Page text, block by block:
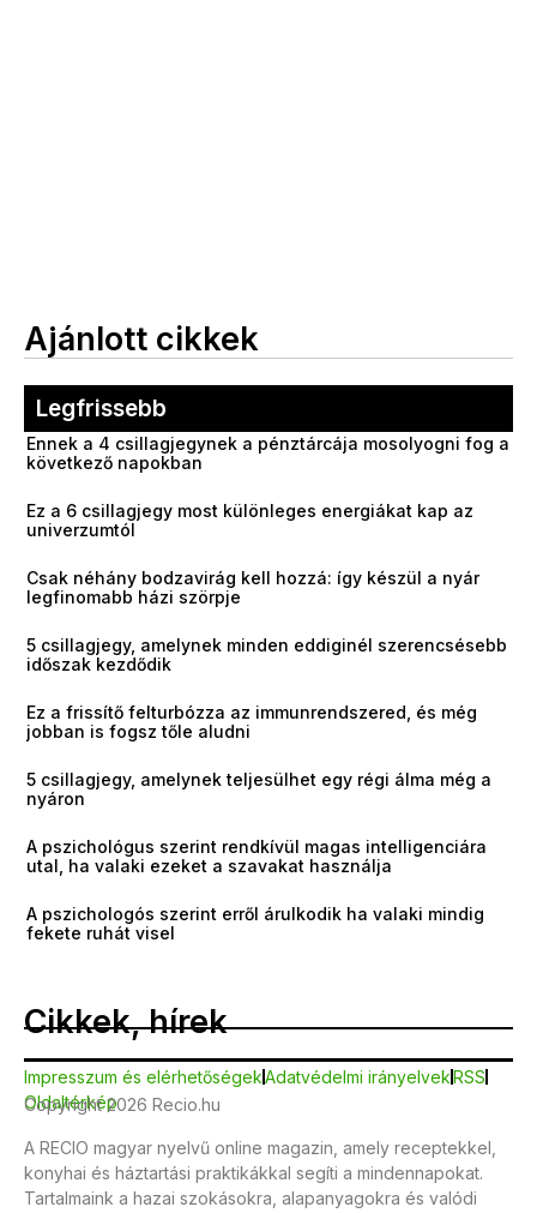
Ajánlott cikkek
Legfrissebb
Ennek a 4 csillagjegynek a pénztárcája mosolyogni fog a
következő napokban
Ez a 6 csillagjegy most különleges energiákat kap az
univerzumtól
Csak néhány bodzavirág kell hozzá: így készül a nyár
legfinomabb házi szörpje
5 csillagjegy, amelynek minden eddiginél szerencsésebb
időszak kezdődik
Ez a frissítő felturbózza az immunrendszered, és még
jobban is fogsz tőle aludni
5 csillagjegy, amelynek teljesülhet egy régi álma még a
nyáron
A pszichológus szerint rendkívül magas intelligenciára
utal, ha valaki ezeket a szavakat használja
A pszichologós szerint erről árulkodik ha valaki mindig
fekete ruhát visel
Cikkek, hírek
Impresszum és elérhetőségekAdatvédelmi irányelvekRSS
Oldaltérkép
Copyright 2026 Recio.hu
A RECIO magyar nyelvű online magazin, amely receptekkel,
konyhai és háztartási praktikákkal segíti a mindennapokat.
Tartalmaink a hazai szokásokra, alapanyagokra és valódi